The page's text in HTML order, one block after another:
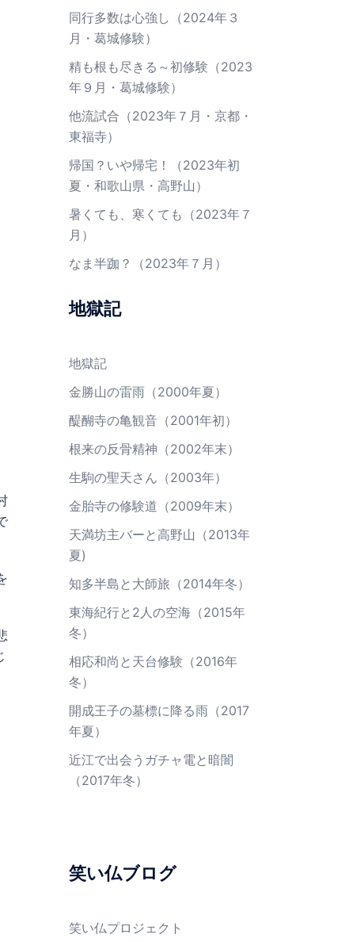
同行多数は心強し（2024年３
月・葛城修験）
精も根も尽きる～初修験（2023
年９月・葛城修験）
他流試合（2023年７月・京都・
東福寺）
帰国？いや帰宅！（2023年初
夏・和歌山県・高野山）
暑くても、寒くても（2023年７
月）
なま半跏？（2023年７月）
地獄記
地獄記
金勝山の雷雨（2000年夏）
醍醐寺の亀観音（2001年初）
根来の反骨精神（2002年末）
生駒の聖天さん（2003年）
金胎寺の修験道（2009年末）
天満坊主バーと高野山（2013年
夏)
知多半島と大師旅（2014年冬）
東海紀行と2人の空海（2015年
冬）
相応和尚と天台修験（2016年
冬）
開成王子の墓標に降る雨（2017
年夏）
近江で出会うガチャ電と暗闇
（2017年冬）
笑い仏ブログ
笑い仏プロジェクト